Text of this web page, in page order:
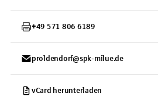
+49 571 806 6189
proldendorf@spk-milue.de
vCard herunterladen